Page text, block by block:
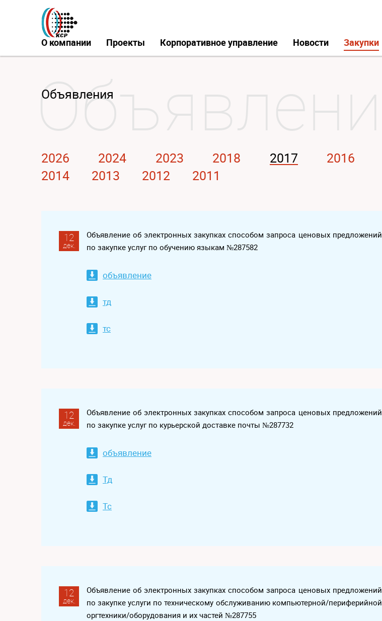
О компании Проекты Корпоративное управление Новости Закупки
Объявления
2026 2024 2023 2018 2017 2016
2014
2013 2012 2011
12
дек.
Объявление об электронных закупках способом запроса ценовых предложений
по закупке услуг по обучению языкам №287582
объявление
тд
тс
12
дек.
Объявление об электронных закупках способом запроса ценовых предложений
по закупке услуг по курьерской доставке почты №287732
объявление
Тд
Тс
12
дек.
Объявление об электронных закупках способом запроса ценовых предложений
по закупке услуги по техническому обслуживанию компьютерной/периферийной
оргтехники/оборудования и их частей №287755